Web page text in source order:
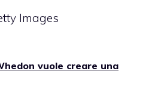
Images
vuole creare una